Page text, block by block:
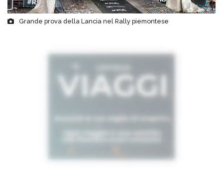
Grande prova della Lancia nel Rally piemontese